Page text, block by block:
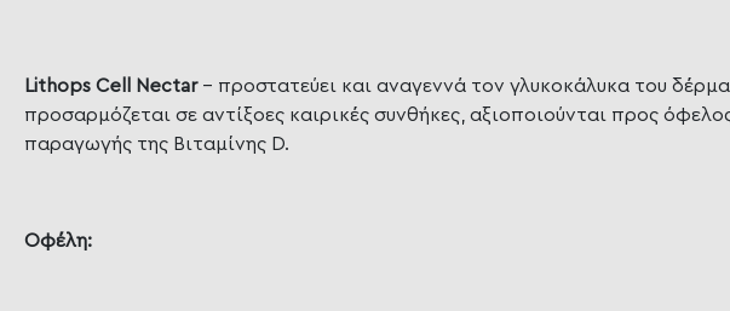
Lithops Cell Nectar– προστατεύει και αναγεννά τον γλυκοκάλυκα του
προσαρμόζεται σε αντίξοες καιρικές συνθήκες, αξιοποιούνται προς
παραγωγής της Βιταμίνης D.
Οφέλη: